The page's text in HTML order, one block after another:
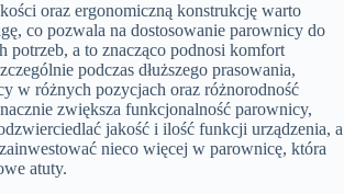
oraz ergonomiczną konstrukcję warto
co pozwala na dostosowanie parownicy do
potrzeb, a to znacząco podnosi komfort
podczas dłuższego prasowania,
w różnych pozycjach oraz różnorodność
zwiększa funkcjonalność parownicy,
jakość i ilość funkcji urządzenia, a
nieco więcej w parownicę, która
atuty.